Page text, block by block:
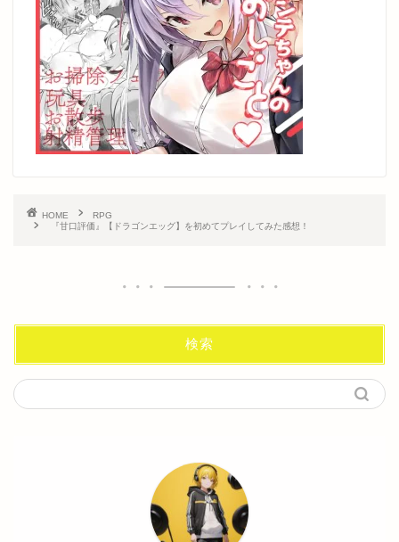
HOME
RPG
『甘口評価』【ドラゴンエッグ】を初めてプレイしてみた感想！
検索